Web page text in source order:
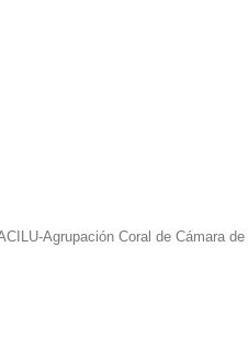
Agrupación Coral de Cámara